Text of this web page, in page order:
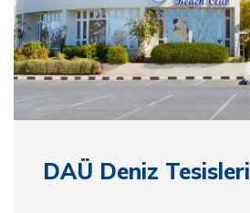
DAÜ Deniz Tesisleri